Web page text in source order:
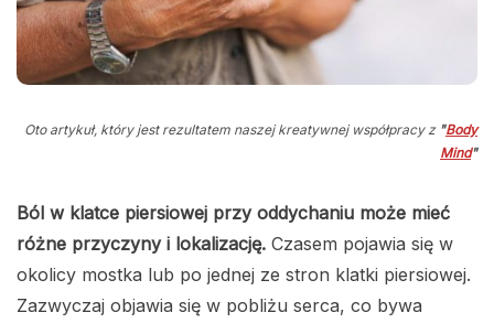
Oto artykuł, który jest rezultatem naszej kreatywnej współpracy z "Body
Mind"
Ból w klatce piersiowej przy oddychaniu może mieć
różne przyczyny i lokalizację. Czasem pojawia się w
okolicy mostka lub po jednej ze stron klatki piersiowej.
Zazwyczaj objawia się w pobliżu serca, co bywa